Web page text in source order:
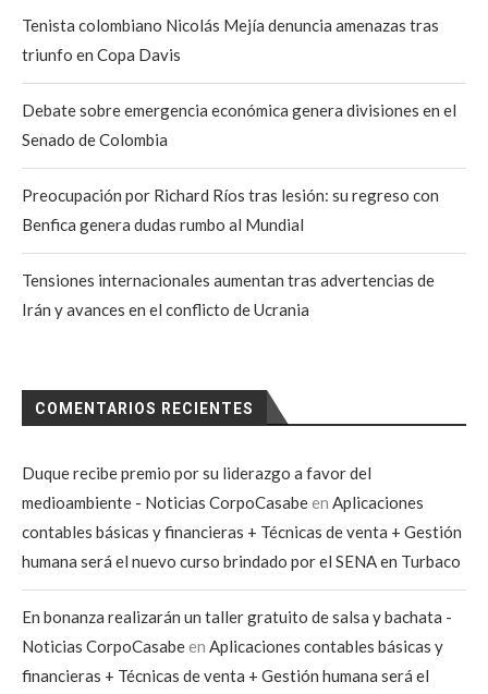
Tenista colombiano Nicolás Mejía denuncia amenazas tras
triunfo en Copa Davis
Debate sobre emergencia económica genera divisiones en el
Senado de Colombia
Preocupación por Richard Ríos tras lesión: su regreso con
Benfica genera dudas rumbo al Mundial
Tensiones internacionales aumentan tras advertencias de
Irán y avances en el conflicto de Ucrania
COMENTARIOS RECIENTES
Duque recibe premio por su liderazgo a favor del
medioambiente - Noticias CorpoCasabeen Aplicaciones
contables básicas y financieras + Técnicas de venta + Gestión
humana será el nuevo curso brindado por el SENA en Turbaco
En bonanza realizarán un taller gratuito de salsa y bachata -
Noticias CorpoCasabeen Aplicaciones contables básicas y
financieras + Técnicas de venta + Gestión humana será el